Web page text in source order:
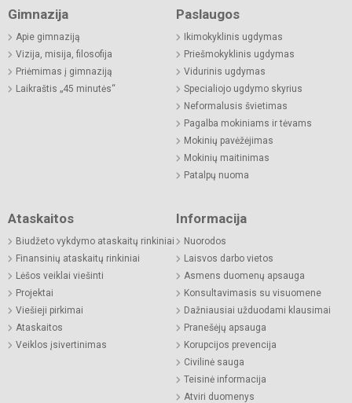
Gimnazija
Apie gimnaziją
Vizija, misija, filosofija
Priėmimas į gimnaziją
Laikraštis „45 minutės“
Paslaugos
Ikimokyklinis ugdymas
Priešmokyklinis ugdymas
Vidurinis ugdymas
Specialiojo ugdymo skyrius
Neformalusis švietimas
Pagalba mokiniams ir tėvams
Mokinių pavėžėjimas
Mokinių maitinimas
Patalpų nuoma
Ataskaitos
Biudžeto vykdymo ataskaitų rinkiniai
Finansinių ataskaitų rinkiniai
Lėšos veiklai viešinti
Projektai
Viešieji pirkimai
Ataskaitos
Veiklos įsivertinimas
Informacija
Nuorodos
Laisvos darbo vietos
Asmens duomenų apsauga
Konsultavimasis su visuomene
Dažniausiai užduodami klausimai
Pranešėjų apsauga
Korupcijos prevencija
Civilinė sauga
Teisinė informacija
Atviri duomenys